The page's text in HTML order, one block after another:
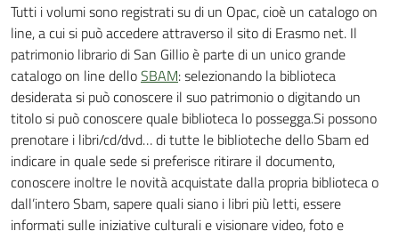
Tutti i volumi sono registrati su di un Opac, cioè un catalogo on
line, a cui si può accedere attraverso il sito di Erasmo net. Il
patrimonio librario di San Gillio è parte di un unico grande
catalogo on line delloSBAM: selezionando la biblioteca
desiderata si può conoscere il suo patrimonio o digitando un
titolo si può conoscere quale biblioteca lo possegga.Si possono
prenotare i libri/cd/dvd… di tutte le biblioteche dello Sbam ed
indicare in quale sede si preferisce ritirare il documento,
conoscere inoltre le novità acquistate dalla propria biblioteca o
dall’intero Sbam, sapere quali siano i libri più letti, essere
informati sulle iniziative culturali e visionare video, foto e